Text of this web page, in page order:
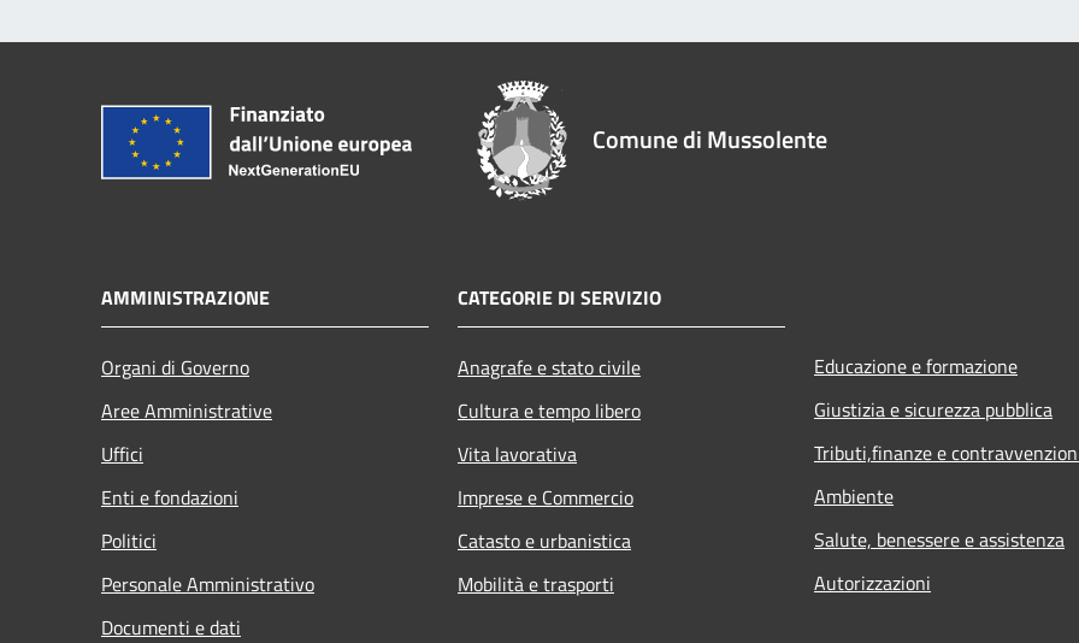
Comune di Mussolente
AMMINISTRAZIONE
Organi di Governo
Aree Amministrative
Uffici
Enti e fondazioni
Politici
Personale Amministrativo
Documenti e dati
CATEGORIE DI SERVIZIO
Anagrafe e stato civile
Cultura e tempo libero
Vita lavorativa
Imprese e Commercio
Catasto e urbanistica
Mobilità e trasporti
Educazione e formazione
Giustizia e sicurezza pubblica
Tributi,finanze e
Ambiente
Salute, benessere e assistenza
Autorizzazioni